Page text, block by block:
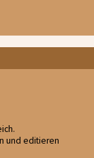
und editieren